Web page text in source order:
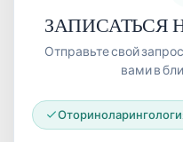
ЗАПИСАТЬСЯ
Отправьте свой
вами в